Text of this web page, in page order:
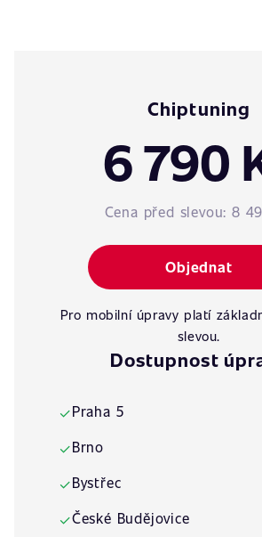
Chiptuning
6 790
Cena před slevou: 8
Objednat
Pro mobilní úpravy platí
slevou.
Dostupnost
✓Praha 5
✓Brno
✓Bystřec
✓České Budějovice